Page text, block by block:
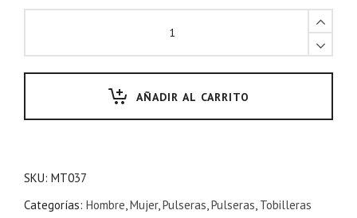
AÑADIR AL CARRITO
SKU: MT037
Categorías: Hombre,Mujer,Pulseras,Pulseras, Tobilleras